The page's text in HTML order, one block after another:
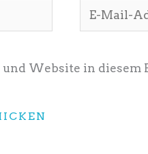
E-
Mail-
und Website in